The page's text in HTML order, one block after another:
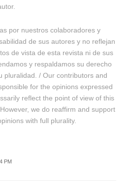
por nuestros colaboradores y
de sus autores y no reflejan
de vista de esta revista ni de sus
y respaldamos su derecho
pluralidad. / Our contributors and
for the opinions expressed
reflect the point of view of this
we do reaffirm and support
with full plurality.
PM